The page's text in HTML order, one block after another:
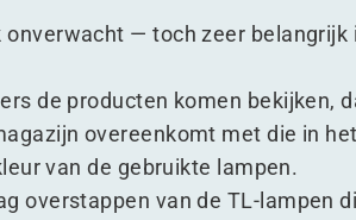
— toch zeer belangrijk
de producten komen bekijken,
overeenkomt met die in
van de gebruikte lampen.
overstappen van de TL-lampen